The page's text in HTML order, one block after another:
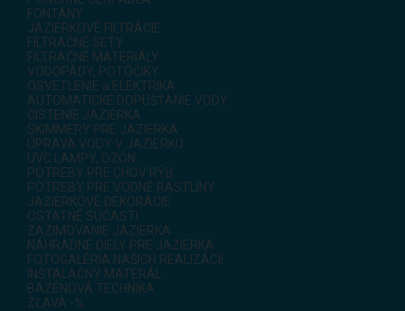
FONTÁNY
JAZIERKOVÉ FILTRÁCIE
FILTRAČNÉ SETY
FILTRAČNÉ MATERIÁLY
VODOPÁDY, POTÔČIKY
OSVETLENIE a ELEKTRIKA
AUTOMATICKÉ DOPÚŠŤANIE VODY
ČISTENIE JAZIERKA
SKIMMERY PRE JAZIERKA
ÚPRAVA VODY V JAZIERKU
UVC LAMPY, OZÓN
POTREBY PRE CHOV RÝB
POTREBY PRE VODNÉ RASTLINY
JAZIERKOVÉ DEKORÁCIE
OSTATNÉ SÚČASTI
ZAZIMOVANIE JAZIERKA
NÁHRADNÉ DIELY PRE JAZIERKA
FOTOGALÉRIA NAŠICH REALIZÁCIÍ
INŠTALAČNÝ MATERÁL
BAZÉNOVÁ TECHNIKA
ZĽAVA -%